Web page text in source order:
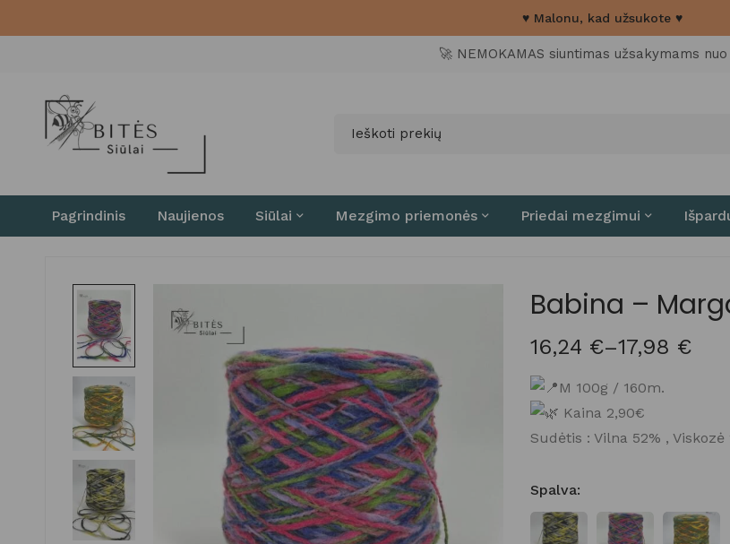
♥ Malonu, kad užsukote ♥
🚀 NEMOKAMAS siuntimas užsakymams
Pagrindinis Naujienos Siūlai Mezgimo priemonės Priedai mezgimui
Babina –
16,24 €–17,98 €
M 100g / 160m.
Kaina 2,90€
Sudėtis : Vilna 52% ,
Spalva: